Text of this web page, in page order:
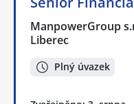
ManpowerGroup
Liberec
Plný úvazek